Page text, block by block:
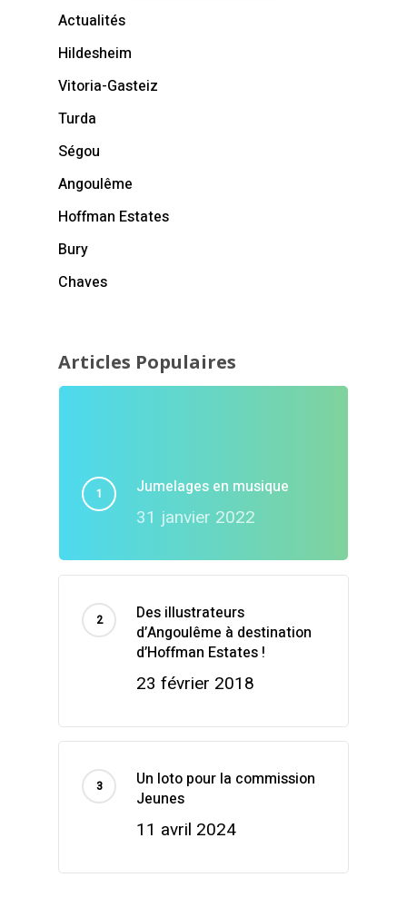
Actualités
Hildesheim
Vitoria-Gasteiz
Turda
Ségou
Angoulême
Hoffman Estates
Bury
Chaves
Articles Populaires
Jumelages en musique
31 janvier 2022
Des illustrateurs
d’Angoulême à destination
d’Hoffman Estates !
23 février 2018
Un loto pour la commission
Jeunes
11 avril 2024